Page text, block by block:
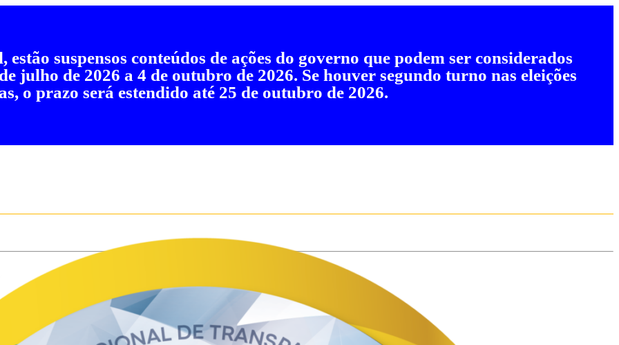
suspensos conteúdos de ações do governo que podem ser considerados
julho de 2026 a 4 de outubro de 2026. Se houver segundo turno nas eleições
o prazo será estendido até 25 de outubro de 2026.